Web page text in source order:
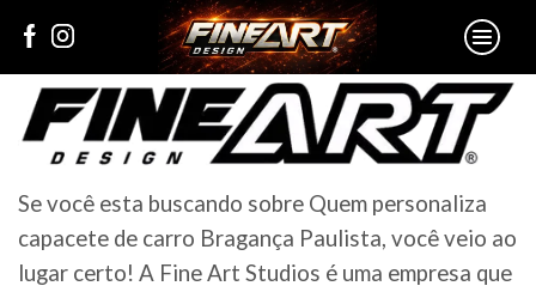
Se você esta buscando sobre Quem personaliza
capacete de carro Bragança Paulista, você veio ao
lugar certo! A Fine Art Studios é uma empresa que